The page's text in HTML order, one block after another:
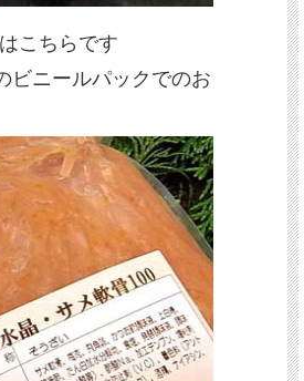
こちらです
ビニールパックでのお